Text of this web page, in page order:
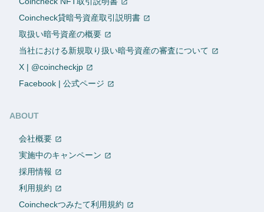
Coincheck貸暗号資産取引説明書
取扱い暗号資産の概要
当社における新規取り扱い暗号資産の審査について
X | @coincheckjp
Facebook | 公式ページ
ABOUT
会社概要
実施中のキャンペーン
採用情報
利用規約
Coincheckつみたて利用規約